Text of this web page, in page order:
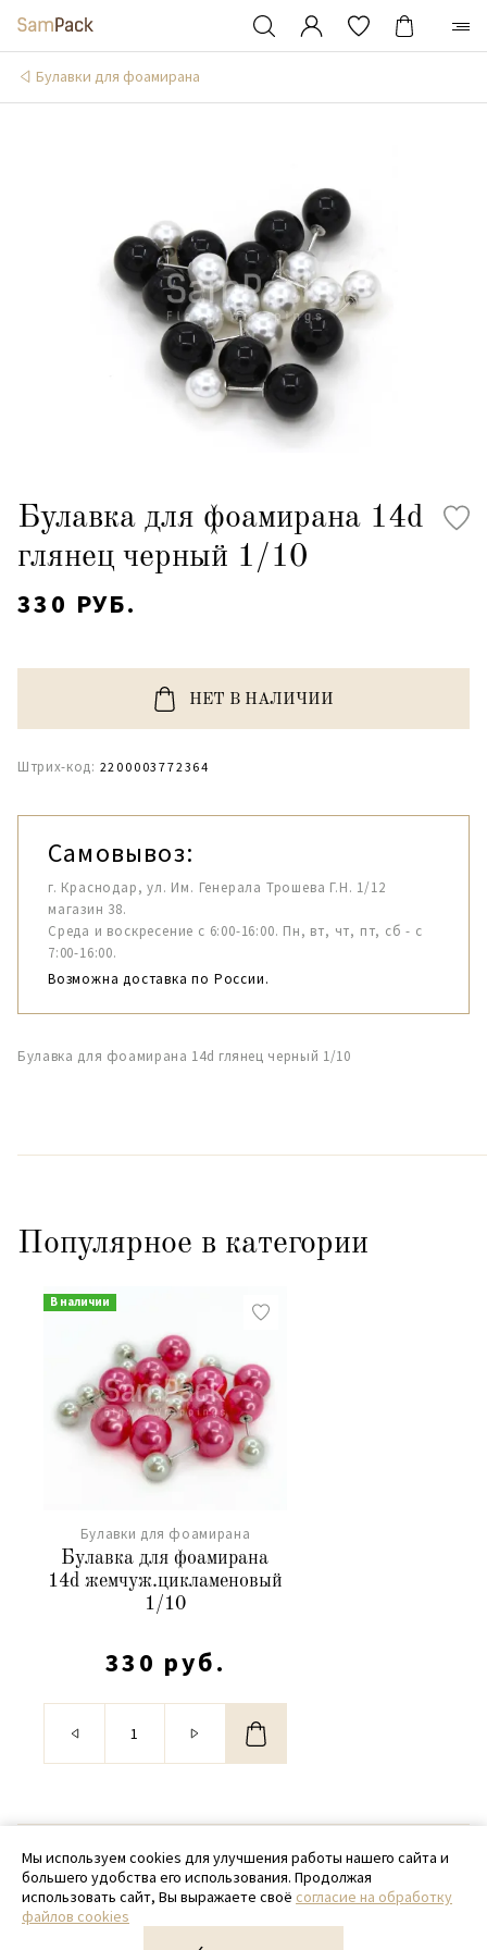
Булавки для фоамирана
Булавка для фоамирана 14d
глянец черный 1/10
330 РУБ.
НЕТ В НАЛИЧИИ
Штрих-код: 2200003772364
Самовывоз:
г. Краснодар, ул. Им. Генерала Трошева Г.Н. 1/12
магазин 38.
Среда и воскресение с 6:00-16:00. Пн, вт, чт, пт, сб - с
7:00-16:00.
Возможна доставка по России.
Булавка для фоамирана 14d глянец черный 1/10
Популярное в категории
В наличии
Булавки для фоамирана
Булавка для фоамирана
14d жемчуж.цикламеновый
1/10
330 руб.
© 2020 - 2026 SamPack
+ 7 (918) 699-97-87
zakaz@sampack.store
Мы используем cookies для улучшения работы нашего сайта и
большего удобства его использования. Продолжая
использовать сайт, Вы выражаете своё согласие на обработку
файлов cookies